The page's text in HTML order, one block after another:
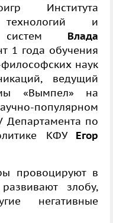
Института
технологий и
систем Влада
1 года обучения
наук
ведущий
«Вымпел» на
популярном
Департамента по
КФУ Егор
провоцируют в
злобу,
негативные